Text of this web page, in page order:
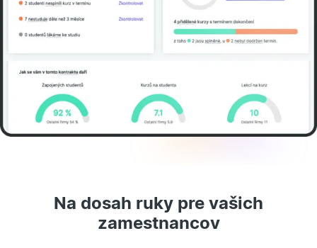
Na dosah ruky pre vašich
zamestnancov